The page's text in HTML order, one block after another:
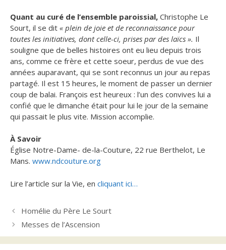
Quant au curé de l’ensemble paroissial, Christophe Le
Sourt, il se dit « plein de joie et de reconnaissance pour
toutes les initiatives, dont celle-ci, prises par des laïcs ». Il
souligne que de belles histoires ont eu lieu depuis trois
ans, comme ce frère et cette soeur, perdus de vue des
années auparavant, qui se sont reconnus un jour au repas
partagé. Il est 15 heures, le moment de passer un dernier
coup de balai. François est heureux : l’un des convives lui a
confié que le dimanche était pour lui le jour de la semaine
qui passait le plus vite. Mission accomplie.
À Savoir
Église Notre-Dame- de-la-Couture, 22 rue Berthelot, Le
Mans. www.ndcouture.org
Lire l’article sur la Vie, en cliquant ici…
Homélie du Père Le Sourt
Messes de l’Ascension